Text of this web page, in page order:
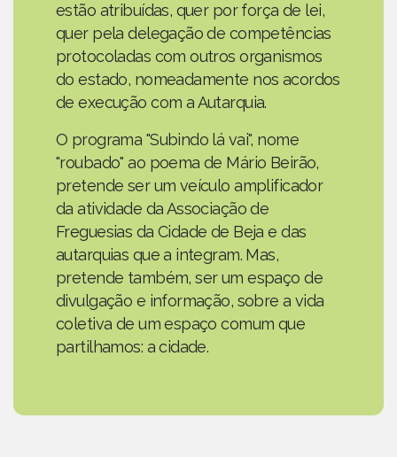
estão atribuídas, quer por força de lei,
quer pela delegação de competências
protocoladas com outros organismos
do estado, nomeadamente nos acordos
de execução com a Autarquia.
O programa "Subindo lá vai", nome
"roubado" ao poema de Mário Beirão,
pretende ser um veículo amplificador
da atividade da Associação de
Freguesias da Cidade de Beja e das
autarquias que a integram. Mas,
pretende também, ser um espaço de
divulgação e informação, sobre a vida
coletiva de um espaço comum que
partilhamos: a cidade.